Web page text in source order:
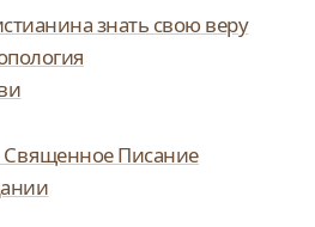
знать свою веру
Писание